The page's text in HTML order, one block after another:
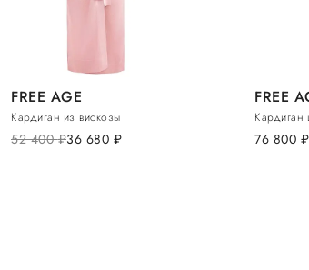
FREE AGE
Кардиган из вискозы
52 400руб.36 680 руб.
FREE
Кардиган
76 800 руб.